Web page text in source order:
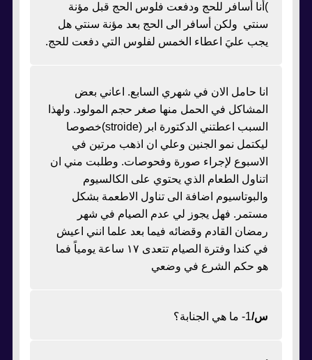
)أنا أسافر للحج ودفعت فلوس الحج قبل مؤنة
سنتي ولكن أسافر الى الحج بعد مؤنة سنتي هل
يجب عليَ اعطاء الخمس لفلوس التي دفعت للحج.
انا حامل الان في شهري السابع. اعاني بعض
المشاكل في الحمل منها صغر حجم المولود. ولهذا
السبب اعطتني الدكتورة ابر (stroide)خصوصا
ليكتمل نمو الجنين وعلي ان اذهب مرتين في
الاسبوع لإجراء صورة وفحوصات. وطلبت مني ان
اتناول الطعام الذي يحتوي على الكالسيوم
والبوتاسيوم اضافة الى تناول الاطعمة بشكل
مستمر. فهل يجوز لي عدم الصيام في شهر
رمضان القادم وقضائه فيما بعد علما انني اعيش
في كندا وفترة الصيام تتعدى ١٧ ساعة يومياً فما
هو حكم الشرع في وضعي
س/1- ما هي الجنابة؟